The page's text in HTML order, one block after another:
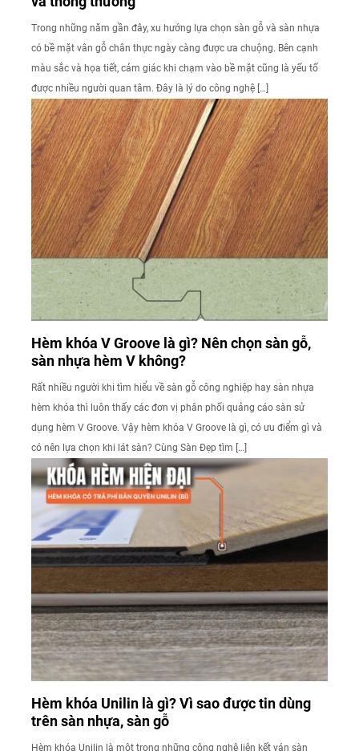
Trong những năm gần đây, xu hướng lựa chọn sàn gỗ và sàn nhựa
có bề mặt vân gỗ chân thực ngày càng được ưa chuộng. Bên cạnh
màu sắc và họa tiết, cảm giác khi chạm vào bề mặt cũng là yếu tố
được nhiều người quan tâm. Đây là lý do công nghệ […]
Hèm khóa V Groove là gì? Nên chọn sàn gỗ,
sàn nhựa hèm V không?
Rất nhiều người khi tìm hiểu về sàn gỗ công nghiệp hay sàn nhựa
hèm khóa thì luôn thấy các đơn vị phân phối quảng cáo sàn sử
dụng hèm V Groove. Vậy hèm khóa V Groove là gì, có ưu điểm gì và
có nên lựa chọn khi lát sàn? Cùng Sàn Đẹp tìm […]
Hèm khóa Unilin là gì? Vì sao được tin dùng
trên sàn nhựa, sàn gỗ
Hèm khóa Unilin là một trong những công nghệ liên kết ván sàn